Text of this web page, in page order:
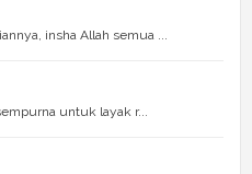
insha Allah semua ...
untuk layak r...